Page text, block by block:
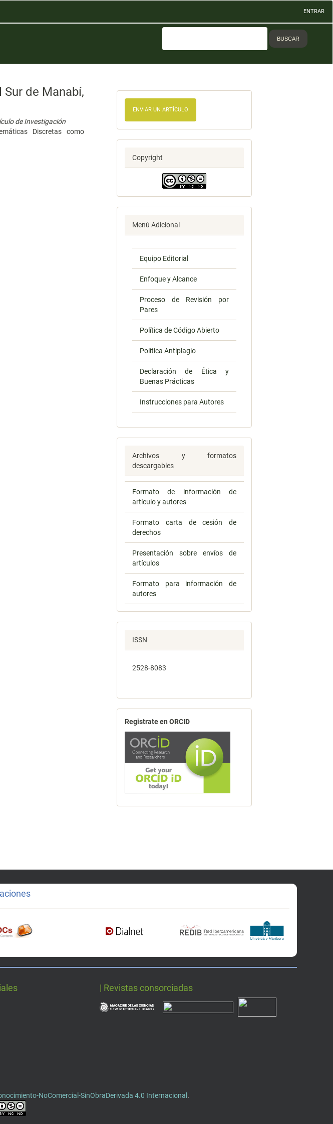
ENTRAR
BUSCAR
de Manabí,
de Investigación
Discretas como
ENVIAR UN ARTÍCULO
Copyright
Menú Adicional
Equipo Editorial
Enfoque y Alcance
Proceso de Revisión por
Pares
Política de Código Abierto
Política Antiplagio
Declaración de Ética y
Buenas Prácticas
Instrucciones para Autores
Archivos y formatos
descargables
Formato de información de
artículo y autores
Formato carta de cesión de
derechos
Presentación sobre envíos de
artículos
Formato para información de
autores
ISSN
2528-8083
Registrate en ORCID
| Revistas consorciadas
NoComercial-SinObraDerivada 4.0 Internacional .